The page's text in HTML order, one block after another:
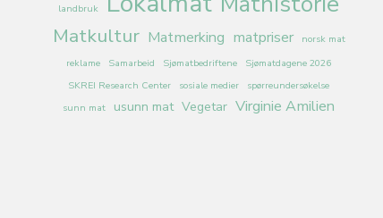
landbruk
Matkultur Matmerking matpriser
norsk mat
reklame
Samarbeid Sjømatbedriftene
Sjømatdagene 2026
SKREI Research Center
sosiale medier
spørreundersøkelse
sunn mat
usunn mat Vegetar Virginie Amilien